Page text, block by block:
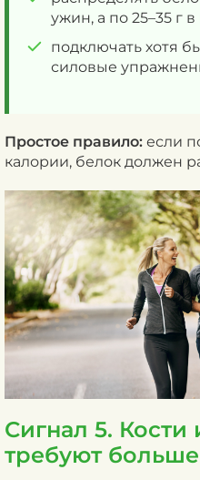
ужин, а по 25–35 г
подключать хотя
силовые
Простое правило: если
калории, белок должен
Сигнал 5. Кости
требуют